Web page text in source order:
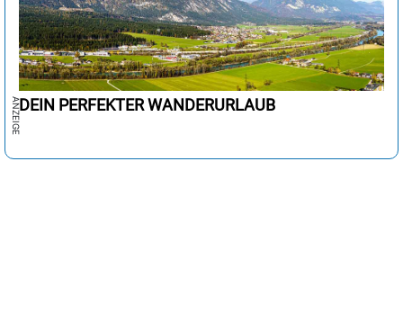
DEIN PERFEKTER WANDERURLAUB